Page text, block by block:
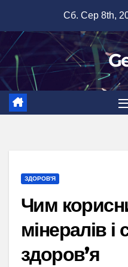
вмісту
Сб. Сер 8th,
ЗДОРОВ'Я
Чим
мінералів
здоров’я